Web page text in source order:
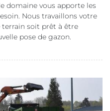
domaine vous apporte les
Nous travaillons votre
terrain soit prêt à être
pose de gazon.